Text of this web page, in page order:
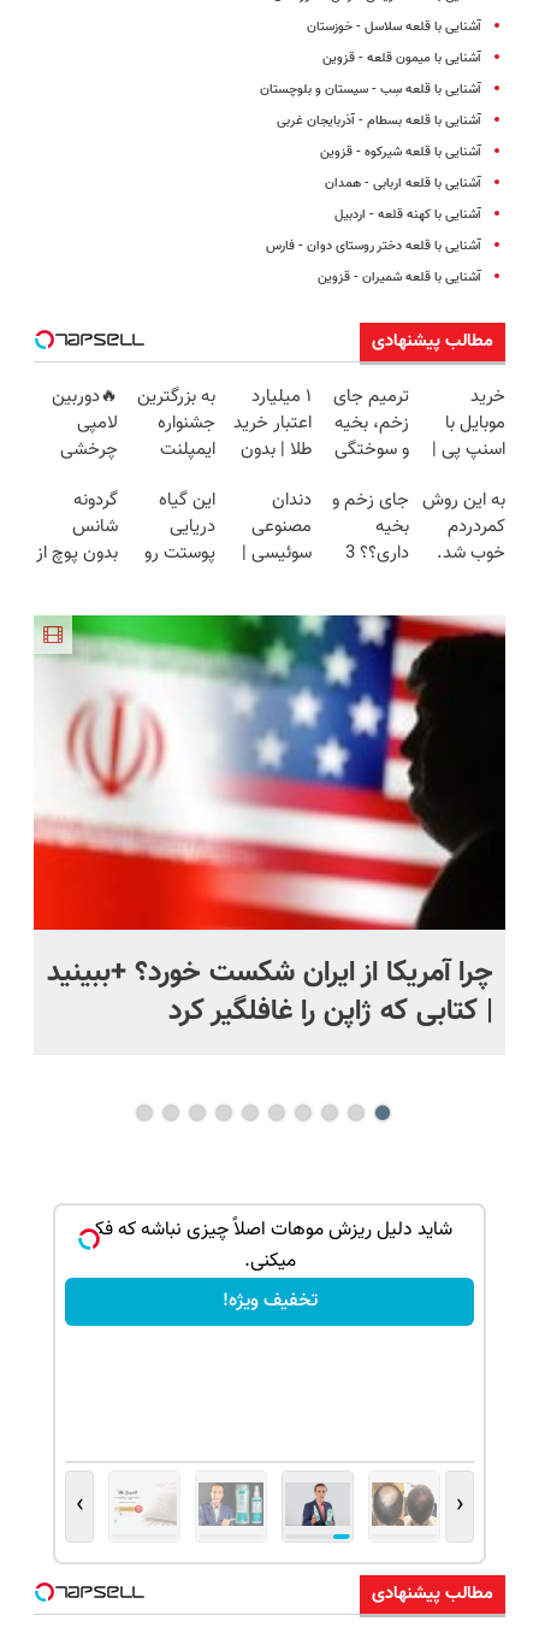
آشنایی با قلعه سلاسل - خوزستان
آشنایی با میمون قلعه - قزوین
آشنایی با قلعه سِب - سیستان و بلوچستان
آشنایی با قلعه بسطام - آذربایجان غربی
آشنایی با قلعه شیرکوه - قزوین
آشنایی با قلعه اربابی - همدان
آشنایی با کهنه قلعه - اردبیل
آشنایی با قلعه دختر روستای دوان - فارس
آشنایی با قلعه شمیران - قزوین
مطالب پیشنهادی
خرید
موبایل با
اسنپ پی |
بدون سود و
کارمزد!
ترمیم جای
زخم، بخیه
و سوختگی
هفته!!😍
۱ میلیارد
اعتبار خرید
طلا | بدون
چک
به بزرگترین
جشنواره
ایمپلنت
بزنید ! |
فقط ۲۵
میلیون !
🔥دوربین
لامپی
چرخشی
🔥 پرداخت
درب منزل
+ گارانتی
به این روش
کمردردم
خوب شد.
جای زخم و
بخیه
داری؟؟ 3
دندان
مصنوعی
سوئیسی |
طبیعی!
ویزیت
رایگان+پرداخت
اقساطی😍
این گیاه
دریایی
پوستت رو
انگار20سال
جوون شدی
🔥لینک
گردونه
شانس
بدون پوچ از
بیت کوین
🔥
چرا آمریکا از ایران شکست خورد؟ +ببینید
| کتابی که ژاپن را غافلگیر کرد
شاید دلیل ریزش موهات اصلاً چیزی نباشه که فکر
میکنی.
تخفیف ویژه!
‹
›
مطالب پیشنهادی